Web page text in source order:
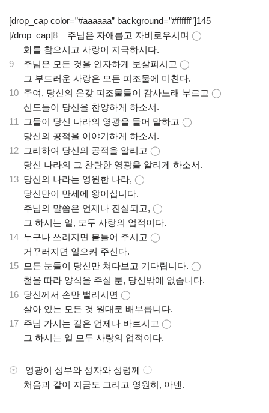
[drop_cap color=”#aaaaaa” background=”#ffffff”]145
[/drop_cap]8 주님은 자애롭고 자비로우시며 ◯
화를 참으시고 사랑이 지극하시다.
9 주님은 모든 것을 인자하게 보살피시고 ◯
그 부드러운 사랑은 모든 피조물에 미친다.
10 주여, 당신의 온갖 피조물들이 감사노래 부르고 ◯
신도들이 당신을 찬양하게 하소서.
11
그들이 당신 나라의 영광을 들어 말하고 ◯
당신의 공적을 이야기하게 하소서.
12 그리하여 당신의 공적을 알리고 ◯
당신 나라의 그 찬란한 영광을 알리게 하소서.
13 당신의 나라는 영원한 나라, ◯
당신만이 만세에 왕이십니다.
주님의 말씀은 언제나 진실되고, ◯
그 하시는 일, 모두 사랑의 업적이다.
14 누구나 쓰러지면 붙들어 주시고 ◯
거꾸러지면 일으켜 주신다.
15 모든 눈들이 당신만 쳐다보고 기다립니다. ◯
철을 따라 양식을 주실 분, 당신밖에 없습니다.
16 당신께서 손만 벌리시면 ◯
살아 있는 모든 것 원대로 배부릅니다.
17 주님 가시는 길은 언제나 바르시고 ◯
그 하시는 일 모두 사랑의 업적이다.
⦿ 영광이 성부와 성자와 성령께 ◯
처음과 같이 지금도 그리고 영원히, 아멘.